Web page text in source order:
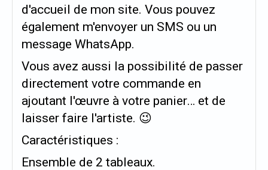
d'accueil de mon site. Vous pouvez
également m'envoyer un SMS ou un
message WhatsApp.
Vous avez aussi la possibilité de passer
directement votre commande en
ajoutant l'œuvre à votre panier… et de
laisser faire l'artiste. 😉
Caractéristiques :
Ensemble de 2 tableaux.